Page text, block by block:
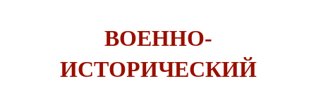
ВОЕННО-
ИСТОРИЧЕСКИЙ